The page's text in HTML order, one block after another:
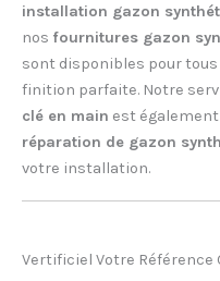
installation gazon
nos fournitures gazon
sont disponibles pour
finition parfaite. Notre
clé en main est
réparation de gazon
votre installation.
Vertificiel Votre Référence